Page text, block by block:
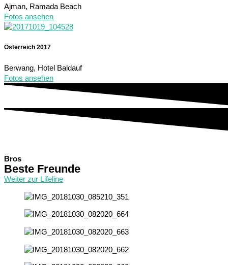
Ajman, Ramada Beach
Fotos ansehen
Österreich 2017
Berwang, Hotel Baldauf
Fotos ansehen
Bros
Beste Freunde
Weiter zur Lifeline